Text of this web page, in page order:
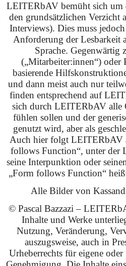
LEITERbAV bemüht sich um
den grundsätzlichen Verzicht
Interviews). Dies muss
Anforderung der Lesbarkeit
Sprache. Gegenwärtig
(„Mitarbeiter:innen“) oder
basierende
und dann meist auch nur
finden entsprechend auf
sich durch LEITERbAV alle
fühlen sollen und der
genutzt wird, aber als
Auch hier folgt LEITERbAV
follows Function“, unter der
seine Interpunktion oder
„Form follows Function“
Alle Bilder von
© Pascal Bazzazi –
Inhalte und Werke
Nutzung, Veränderung,
auszugsweise, auch in
Urheberrechts für eigene